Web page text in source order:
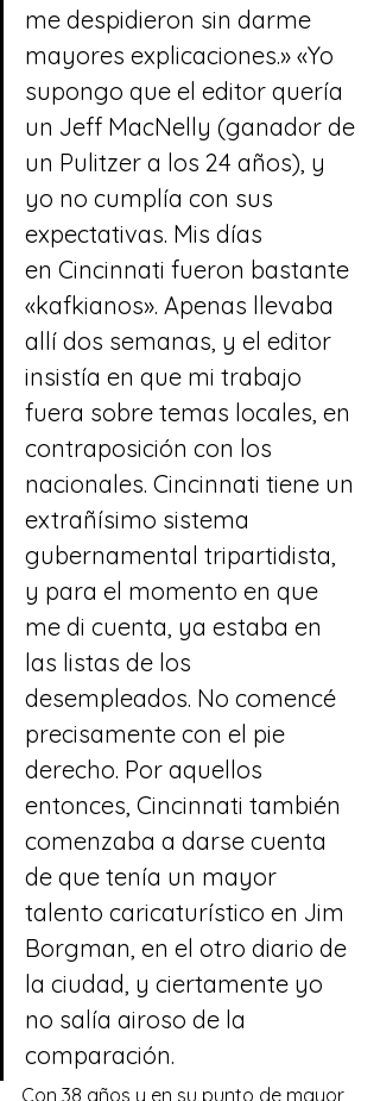
me despidieron sin darme
mayores explicaciones.» «Yo
supongo que el editor quería
un Jeff MacNelly (ganador de
un Pulitzer a los 24 años), y
yo no cumplía con sus
expectativas. Mis días
en Cincinnati fueron bastante
«kafkianos». Apenas llevaba
allí dos semanas, y el editor
insistía en que mi trabajo
fuera sobre temas locales, en
contraposición con los
nacionales. Cincinnati tiene un
extrañísimo sistema
gubernamental tripartidista,
y para el momento en que
me di cuenta, ya estaba en
las listas de los
desempleados. No comencé
precisamente con el pie
derecho. Por aquellos
entonces, Cincinnati también
comenzaba a darse cuenta
de que tenía un mayor
talento caricaturístico en Jim
Borgman, en el otro diario de
la ciudad, y ciertamente yo
no salía airoso de la
comparación.
Con 38 años y en su punto de mayor